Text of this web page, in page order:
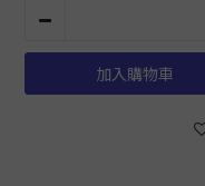
加入購物車